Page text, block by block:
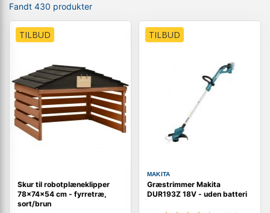
Fandt 430 produkter
TILBUD
Skur til robotplæneklipper
78×74×54 cm - fyrretræ,
sort/brun
TILBUD
MAKITA
Græstrimmer Makita
DUR193Z 18V - uden batteri